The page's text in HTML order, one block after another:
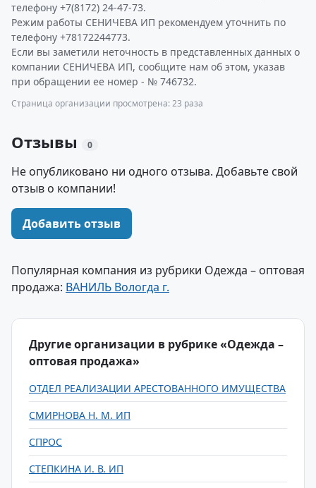
телефону +7(8172) 24-47-73.
Режим работы СЕНИЧЕВА ИП рекомендуем уточнить по
телефону +78172244773.
Если вы заметили неточность в представленных данных о
компании СЕНИЧЕВА ИП, сообщите нам об этом, указав
при обращении ее номер - № 746732.
Страница организации просмотрена: 23 раза
Отзывы 0
Не опубликовано ни одного отзыва. Добавьте свой
отзыв о компании!
Добавить отзыв
Популярная компания из рубрики Одежда – оптовая
продажа: ВАНИЛЬ Вологда г.
Другие организации в рубрике «Одежда –
оптовая продажа»
ОТДЕЛ РЕАЛИЗАЦИИ АРЕСТОВАННОГО ИМУЩЕСТВА
СМИРНОВА Н. М. ИП
СПРОС
СТЕПКИНА И. В. ИП